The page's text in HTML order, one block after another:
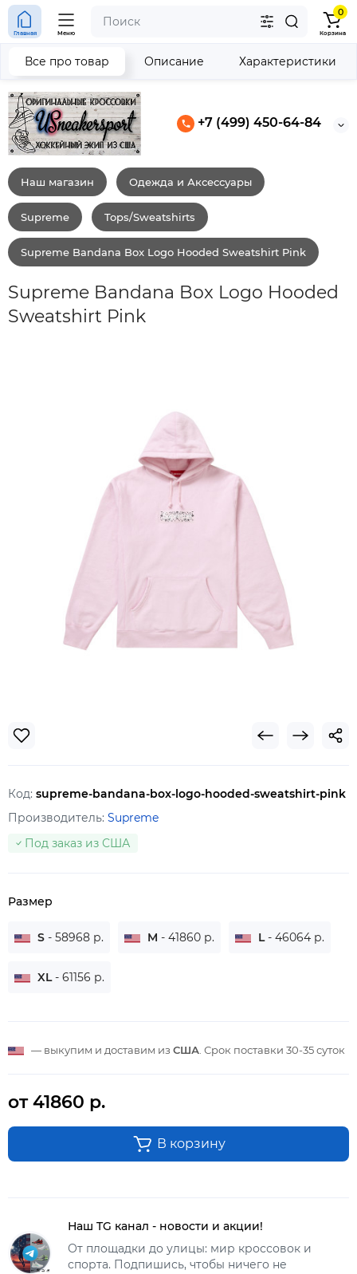
+7 (499) 450-64-84
Главная Меню
0
Корзина
Наш магазин Одежда и Аксессуары
Supreme Tops/Sweatshirts
Supreme Bandana Box Logo Hooded Sweatshirt Pink
Supreme Bandana Box Logo Hooded
Sweatshirt Pink
Все про товар Описание Характеристики
Код: supreme-bandana-box-logo-hooded-sweatshirt-pink
Производитель: Supreme
Под заказ из США
Размер
S - 58968 р. M - 41860 р. L- 46064 р.
XL- 61156 р.
— выкупим и доставим из США . Срок поставки 30-35 суток
от 41860 р.
В корзину
Наш TG канал - новости и акции!
От площадки до улицы: мир кроссовок и
спорта. Подпишись, чтобы ничего не